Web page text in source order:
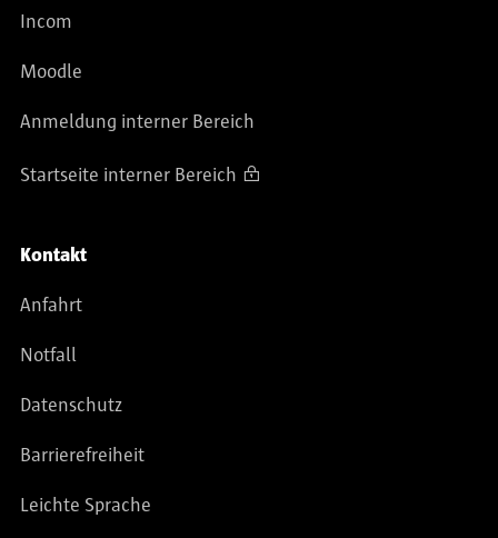
Incom
Moodle
Anmeldung interner Bereich
Startseite interner Bereich
Kontakt
Anfahrt
Notfall
Datenschutz
Barrierefreiheit
Leichte Sprache